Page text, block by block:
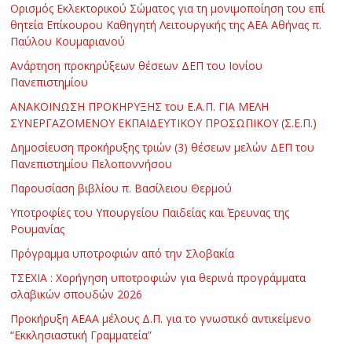
Ορισμός Εκλεκτορικού Σώματος για τη μονιμοποίηση του επί
θητεία Επίκουρου Καθηγητή Λειτουργικής της ΑΕΑ Αθήνας π.
Παύλου Κουμαριανού
Ανάρτηση προκηρύξεων θέσεων ΔΕΠ του Ιονίου
Πανεπιστημίου
ΑΝΑΚΟΙΝΩΣΗ ΠΡΟΚΗΡΥΞΗΣ του Ε.Α.Π. ΓΙΑ ΜΕΛΗ
ΣΥΝΕΡΓΑΖΟΜΕΝΟΥ ΕΚΠΑΙΔΕΥΤΙΚΟΥ ΠΡΟΣΩΠΙΚΟΥ (Σ.Ε.Π.)
Δημοσίευση προκήρυξης τριών (3) θέσεων μελών ΔΕΠ του
Πανεπιστημίου Πελοποννήσου
Παρουσίαση βιβλίου π. Βασίλειου Θερμού
Υποτροφίες του Υπουργείου Παιδείας και Έρευνας της
Ρουμανίας
Πρόγραμμα υποτροφιών από την Σλοβακία
ΤΣΕΧΙΑ : Χορήγηση υποτροφιών για θερινά προγράμματα
σλαβικών σπουδών 2026
Προκήρυξη ΑΕΑΑ μέλους Δ.Π. για το γνωστικό αντικείμενο
“Εκκλησιαστική Γραμματεία”